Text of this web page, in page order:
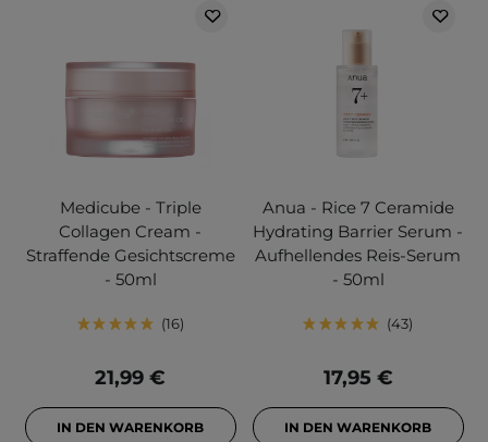
Medicube - Triple
Collagen Cream -
Straffende Gesichtscreme
- 50ml
16
21,99 €
IN DEN WARENKORB
Anua - Rice 7 Ceramide
Hydrating Barrier Serum -
Aufhellendes Reis-Serum
- 50ml
43
17,95 €
IN DEN WARENKORB